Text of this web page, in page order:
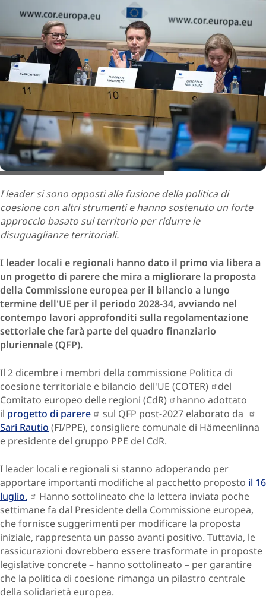
© European Union / Giedrė Daugėlaitė
I leader si sono opposti alla fusione della politica di
coesione con altri strumenti e hanno sostenuto un forte
approccio basato sul territorio per ridurre le
disuguaglianze territoriali.
I leader locali e regionali hanno dato il primo via libera a
un progetto di parere che mira a migliorare la proposta
della Commissione europea per il bilancio a lungo
termine dell'UE per il periodo 2028-34, avviando nel
contempo lavori approfonditi sulla regolamentazione
settoriale che farà parte del quadro finanziario
pluriennale (QFP).
Il 2 dicembre i membri della commissione Politica di
coesione territoriale e bilancio dell'UE (COTER)
del
Comitato europeo delle regioni (CdR)
hanno adottato
il progetto di parere
sul QFP post-2027 elaborato da
Sari Rautio (FI/PPE), consigliere comunale di Hämeenlinna
e presidente del gruppo PPE del CdR.
I leader locali e regionali si stanno adoperando per
apportare importanti modifiche al pacchetto proposto il 16
luglio.
Hanno sottolineato che la lettera inviata poche
settimane fa dal Presidente della Commissione europea,
che fornisce suggerimenti per modificare la proposta
iniziale, rappresenta un passo avanti positivo. Tuttavia, le
rassicurazioni dovrebbero essere trasformate in proposte
legislative concrete – hanno sottolineato – per garantire
che la politica di coesione rimanga un pilastro centrale
della solidarietà europea.